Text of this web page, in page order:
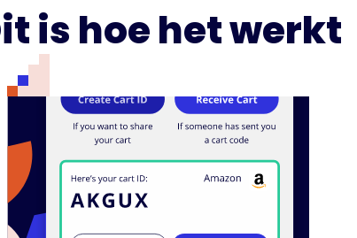
is hoe het werkt